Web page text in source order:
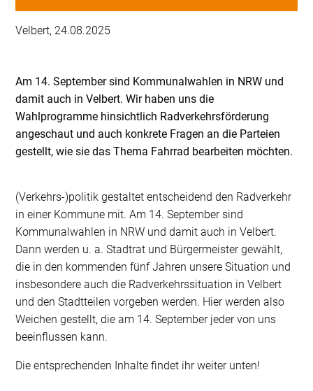
Velbert, 24.08.2025
Am 14. September sind Kommunalwahlen in NRW und
damit auch in Velbert. Wir haben uns die
Wahlprogramme hinsichtlich Radverkehrsförderung
angeschaut und auch konkrete Fragen an die Parteien
gestellt, wie sie das Thema Fahrrad bearbeiten möchten.
(Verkehrs-)politik gestaltet entscheidend den Radverkehr
in einer Kommune mit. Am 14. September sind
Kommunalwahlen in NRW und damit auch in Velbert.
Dann werden u. a. Stadtrat und Bürgermeister gewählt,
die in den kommenden fünf Jahren unsere Situation und
insbesondere auch die Radverkehrssituation in Velbert
und den Stadtteilen vorgeben werden. Hier werden also
Weichen gestellt, die am 14. September jeder von uns
beeinflussen kann.
Die entsprechenden Inhalte findet ihr weiter unten!